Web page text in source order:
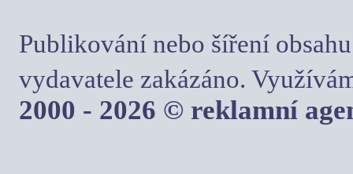
Publikování nebo šíření
vydavatele zakázáno.
2000 - 2026 © reklamní